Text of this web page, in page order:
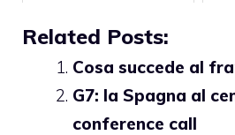
Related Posts:
Cosa succede al
G7: la Spagna al
conference call